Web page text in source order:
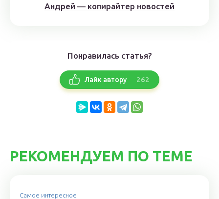
Андрей — копирайтер новостей
Понравилась статья?
Лайк автору 262
РЕКОМЕНДУЕМ ПО ТЕМЕ
Самое интересное